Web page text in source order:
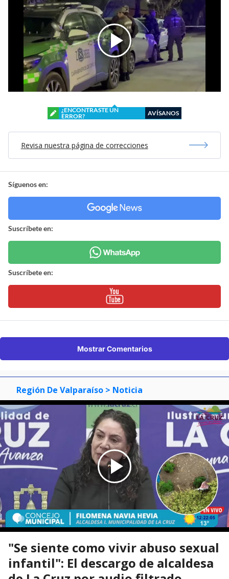
¿ENCONTRASTE UN
ERROR?
AVÍSANOS
Revisa nuestra página de correcciones
Síguenos en:
Suscríbete en:
Suscríbete en:
Mostrar Comentarios
Región De Valparaíso > Noticia
"Se siente como vivir abuso sexual
infantil": El descargo de alcaldesa